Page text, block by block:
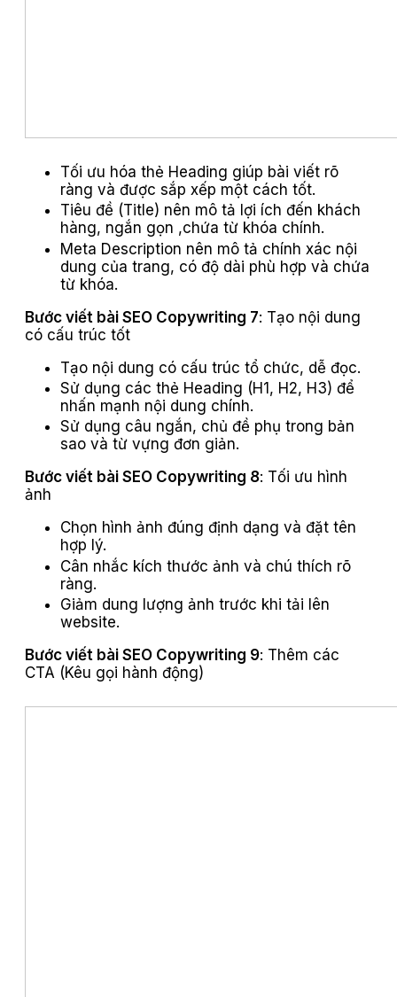
Tối ưu hóa thẻ Heading giúp bài viết rõ
ràng và được sắp xếp một cách tốt.
Tiêu đề (Title) nên mô tả lợi ích đến khách
hàng, ngắn gọn ,chứa từ khóa chính.
Meta Description nên mô tả chính xác nội
dung của trang, có độ dài phù hợp và chứa
từ khóa.
Bước viết bài SEO Copywriting 7: Tạo nội dung
có cấu trúc tốt
Tạo nội dung có cấu trúc tổ chức, dễ đọc.
Sử dụng các thẻ Heading (H1, H2, H3) để
nhấn mạnh nội dung chính.
Sử dụng câu ngắn, chủ đề phụ trong bản
sao và từ vựng đơn giản.
Bước viết bài SEO Copywriting 8: Tối ưu hình
ảnh
Chọn hình ảnh đúng định dạng và đặt tên
hợp lý.
Cân nhắc kích thước ảnh và chú thích rõ
ràng.
Giảm dung lượng ảnh trước khi tải lên
website.
Bước viết bài SEO Copywriting 9: Thêm các
CTA (Kêu gọi hành động)